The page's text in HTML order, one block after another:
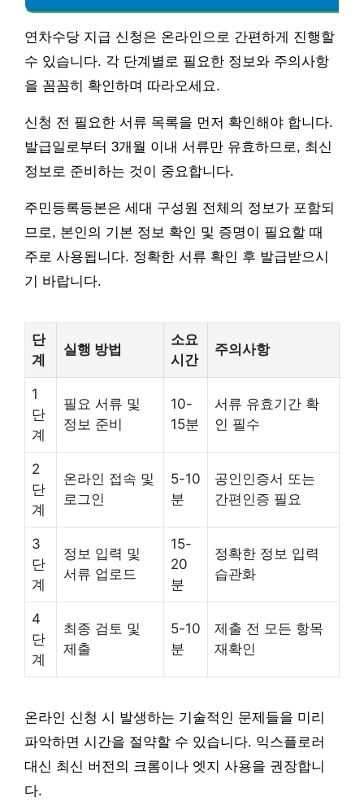
연차수당 지급 신청은 온라인으로 간편하게 진행할
수 있습니다. 각 단계별로 필요한 정보와 주의사항
을 꼼꼼히 확인하며 따라오세요.
신청 전 필요한 서류 목록을 먼저 확인해야 합니다.
발급일로부터 3개월 이내 서류만 유효하므로, 최신
정보로 준비하는 것이 중요합니다.
주민등록등본은 세대 구성원 전체의 정보가 포함되
므로, 본인의 기본 정보 확인 및 증명이 필요할 때
주로 사용됩니다. 정확한 서류 확인 후 발급받으시
기 바랍니다.
단
계
실행 방법
소요
시간
주의사항
1
단
계
필요 서류 및
정보 준비
10-
15분
서류 유효기간 확
인 필수
2
단
계
온라인 접속 및
로그인
5-10
분
공인인증서 또는
간편인증 필요
3
단
계
정보 입력 및
서류 업로드
15-
20
분
정확한 정보 입력
습관화
4
단
계
최종 검토 및
제출
5-10
분
제출 전 모든 항목
재확인
온라인 신청 시 발생하는 기술적인 문제들을 미리
파악하면 시간을 절약할 수 있습니다. 익스플로러
대신 최신 버전의 크롬이나 엣지 사용을 권장합니
다.